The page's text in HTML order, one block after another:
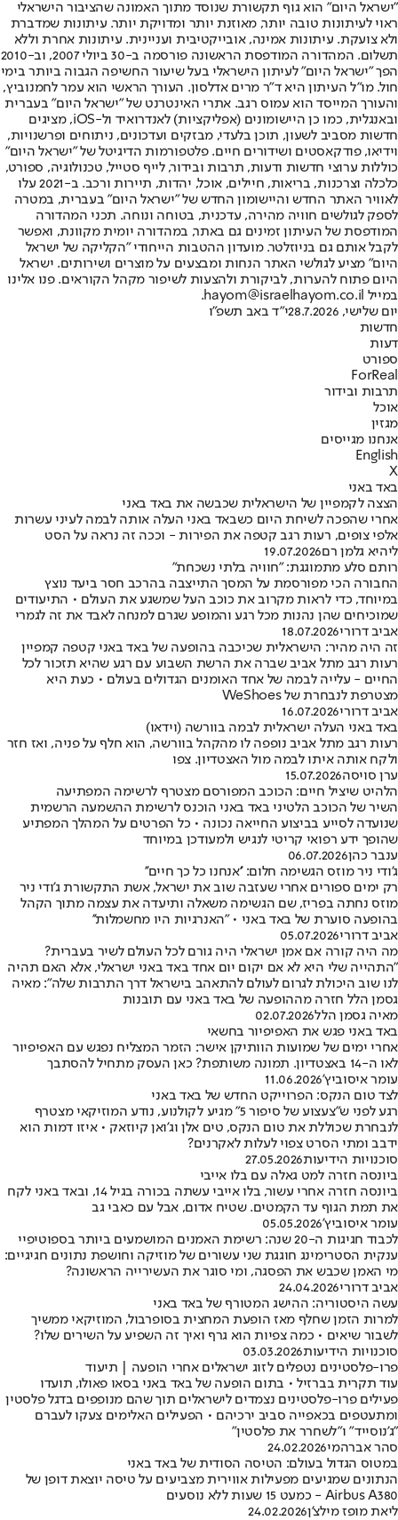
"ישראל היום" הוא גוף תקשורת שנוסד מתוך האמונה שהציבור הישראלי
ראוי לעיתונות טובה יותר, מאוזנת יותר ומדויקת יותר. עיתונות שמדברת
ולא צועקת. עיתונות אמינה, אובייקטיבית ועניינית. עיתונות אחרת וללא
תשלום. המהדורה המודפסת הראשונה פורסמה ב-30 ביולי 2007, וב-2010
הפך "ישראל היום" לעיתון הישראלי בעל שיעור החשיפה הגבוה ביותר בימי
חול. מו"ל העיתון היא ד"ר מרים אדלסון. העורך הראשי הוא עמר לחמנוביץ,
והעורך המייסד הוא עמוס רגב. אתרי האינטרנט של "ישראל היום" בעברית
ובאנגלית, כמו כן היישומונים (אפליקציות) לאנדרואיד ול-iOS, מציגים
חדשות מסביב לשעון, תוכן בלעדי, מבזקים ועדכונים, ניתוחים ופרשנויות,
וידיאו, פודקאסטים ושידורים חיים. פלטפורמות הדיגיטל של "ישראל היום"
כוללות ערוצי חדשות ודעות, תרבות ובידור, לייף סטייל, טכנולוגיה, ספורט,
כלכלה וצרכנות, בריאות, חיילים, אוכל, יהדות, תיירות ורכב. ב-2021 עלו
לאוויר האתר החדש והיישומון החדש של "ישראל היום" בעברית, במטרה
לספק לגולשים חוויה מהירה, עדכנית, בטוחה ונוחה. תכני המהדורה
המודפסת של העיתון זמינים גם באתר, במהדורה יומית מקוונת, ואפשר
לקבל אותם גם בניוזלטר. מועדון ההטבות הייחודי "הקליקה של ישראל
היום" מציע לגולשי האתר הנחות ומבצעים על מוצרים ושירותים. ישראל
היום פתוח להערות, לביקורת ולהצעות לשיפור מקהל הקוראים. פנו אלינו
במייל hayom@israelhayom.co.il.
יום שלישי, 28.7.2026
י"ד באב תשפ"ו
חדשות
דעות
ספורט
ForReal
תרבות ובידור
אוכל
מגזין
אנחנו מגייסים
English
X
באד באני
הצצה לקמפיין של הישראלית שכבשה את באד באני
אחרי שהפכה לשיחת היום כשבאד באני העלה אותה לבמה לעיני עשרות
אלפי צופים, רעות רגב קטפה את הפירות - וככה זה נראה על הסט
ליהיא גלמן רם19.07.2026
רותם סלע מתמוגגת: ״חוויה בלתי נשכחת״
החבורה הכי מפורסמת על המסך התייצבה בהרכב חסר ביעד נוצץ
במיוחד, כדי לראות מקרוב את כוכב העל שמשגע את העולם • התיעודים
שמוכיחים שהן נהנות מכל רגע והמופע שגרם למנחה לאבד את זה לגמרי
אביב דרורי18.07.2026
זה היה מהיר: הישראלית שכיכבה בהופעה של באד באני קטפה קמפיין
רעות רגב מתל אביב שברה את הרשת השבוע עם רגע שהיא תזכור לכל
החיים - עלייה לבמה של אחד האומנים הגדולים בעולם • כעת היא
מצטרפת לנבחרת של WeShoes
אביב דרורי16.07.2026
באד באני העלה ישראלית לבמה בוורשה (וידאו)
רעות רגב מתל אביב נופפה לו מהקהל בוורשה, הוא חלף על פניה, ואז חזר
ולקח אותה איתו לבמה מול האצטדיון. צפו
ערן סויסה15.07.2026
הלהיט שיציל חיים: הכוכב המפורסם מצטרף לרשימה המפתיעה
השיר של הכוכב הלטיני באד באני הוכנס לרשימת ההשמעה הרשמית
שנועדה לסייע בביצוע החייאה נכונה • כל הפרטים על המהלך המפתיע
שהופך ידע רפואי קריטי לנגיש ולמעודכן במיוחד
ענבר כהן06.07.2026
ג'ודי ניר מוזס הגשימה חלום: ''אנחנו כל כך חיים''
רק ימים ספורים אחרי שעזבה שוב את ישראל, אשת התקשורת ג'ודי ניר
מוזס נחתה בפריז, שם הגשימה משאלה ותיעדה את עצמה מתוך הקהל
בהופעה סוערת של באד באני • "האנרגיות היו מחשמלות''
אביב דרורי05.07.2026
מה היה קורה אם אמן ישראלי היה גורם לכל העולם לשיר בעברית?
"התהייה שלי היא לא אם יקום יום אחד באד באני ישראלי, אלא האם תהיה
לנו שוב היכולת לגרום לעולם להתאהב בישראל דרך התרבות שלה": מאיה
גסמן הלל חזרה מההופעה של באד באני עם תובנות
מאיה גסמן הלל02.07.2026
באד באני פגש את האפיפיור בחשאי
אחרי ימים של שמועות הוותיקן אישר: הזמר המצליח נפגש עם האפיפיור
לאו ה-14 באצטדיון. תמונה משותפת? כאן העסק מתחיל להסתבך
עומר איסוביץ'11.06.2026
לצד טום הנקס: הפרוייקט החדש של באד באני
רגע לפני ש"צעצוע של סיפור 5" מגיע לקולנוע, נודע המוזיקאי מצטרף
לנבחרת שכוללת את טום הנקס, טים אלן וג'ואן קיוזאק • איזו דמות הוא
ידבב ומתי הסרט צפוי לעלות לאקרנים?
סוכנויות הידיעות27.05.2026
ביונסה חזרה למט גאלה עם בלו אייבי
ביונסה חזרה אחרי עשור, בלו אייבי עשתה בכורה בגיל 14, ובאד באני לקח
את תמת הגוף עד הקמטים. שטיח אדום, אבל עם כאבי גב
עומר איסוביץ'05.05.2026
לכבוד חגיגות ה-20 שנה: רשימת האמנים המושמעים ביותר בספוטיפיי
ענקית הסטרימינג חוגגת שני עשורים של מוזיקה וחושפת נתונים חגיגיים:
מי האמן שכבש את הפסגה, ומי סוגר את העשירייה הראשונה?
אביב דרורי24.04.2026
עשה היסטוריה: ההישג המטורף של באד באני
למרות הזמן שחלף מאז הופעת המחצית בסופרבול, המוזיקאי ממשיך
לשבור שיאים • כמה צפיות הוא גרף ואיך זה השפיע על השירים שלו?
סוכנויות הידיעות03.03.2026
פרו-פלסטינים נטפלים לזוג ישראלים אחרי הופעה | תיעוד
עוד תקרית בברזיל • בתום הופעה של באד באני בסאו פאולו, תועדו
פעילים פרו-פלסטינים נצמדים לישראלים תוך שהם מנופפים בדגל פלסטין
ומתעטפים בכאפייה סביב ירכיהם • הפעילים האלימים צעקו לעברם
"ג'נוסייד" ו"לשחרר את פלסטין"
סהר אברהמי24.02.2026
במטוס הגדול בעולם: הטיסה הסודית של באד באני
הנתונים שמגיעים מפעילות אווירית מצביעים על טיסה יוצאת דופן של
Airbus A380 - כמעט 15 שעות ללא נוסעים
ליאת מופז מילצ'ן24.02.2026